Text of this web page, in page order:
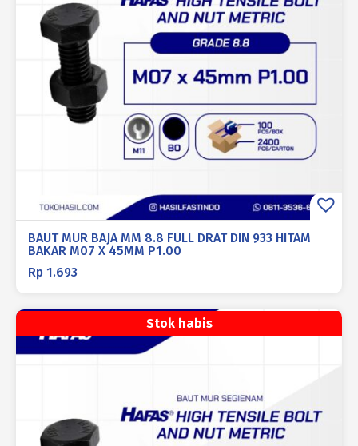
BAUT MUR BAJA MM 8.8 FULL DRAT DIN 933 HITAM
BAKAR M07 X 45MM P1.00
Rp 1.693
Stok habis